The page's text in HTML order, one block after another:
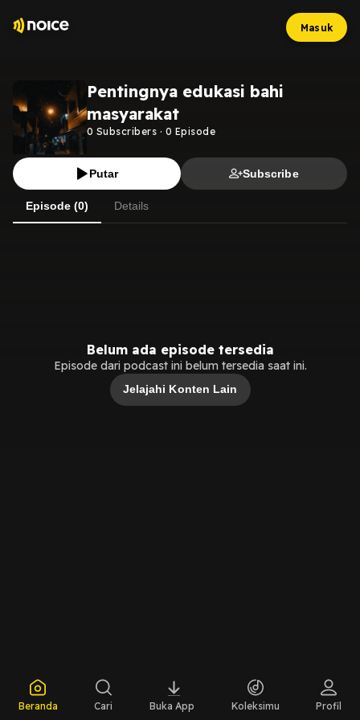
Masuk
Pentingnya edukasi bahi
masyarakat
0 Subscribers · 0 Episode
Putar Subscribe
Episode (0) Details
Belum ada episode tersedia
Episode dari podcast ini belum tersedia saat ini.
Jelajahi Konten Lain
Beranda Cari Buka App Koleksimu Profil